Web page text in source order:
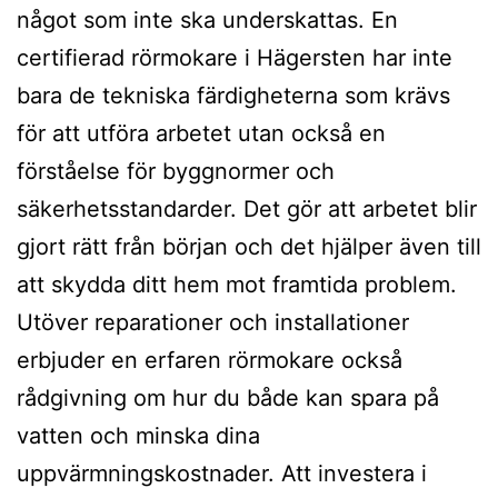
något som inte ska underskattas. En
certifierad rörmokare i Hägersten har inte
bara de tekniska färdigheterna som krävs
för att utföra arbetet utan också en
förståelse för byggnormer och
säkerhetsstandarder. Det gör att arbetet blir
gjort rätt från början och det hjälper även till
att skydda ditt hem mot framtida problem.
Utöver reparationer och installationer
erbjuder en erfaren rörmokare också
rådgivning om hur du både kan spara på
vatten och minska dina
uppvärmningskostnader. Att investera i